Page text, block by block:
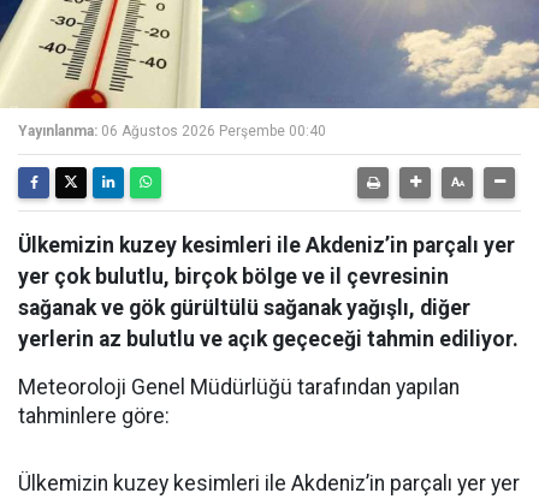
Yayınlanma: 06 Ağustos 2026 Perşembe 00:40
Ülkemizin kuzey kesimleri ile Akdeniz’in parçalı yer
yer çok bulutlu, birçok bölge ve il çevresinin
sağanak ve gök gürültülü sağanak yağışlı, diğer
yerlerin az bulutlu ve açık geçeceği tahmin ediliyor.
Meteoroloji Genel Müdürlüğü tarafından yapılan
tahminlere göre:
Ülkemizin kuzey kesimleri ile Akdeniz’in parçalı yer yer